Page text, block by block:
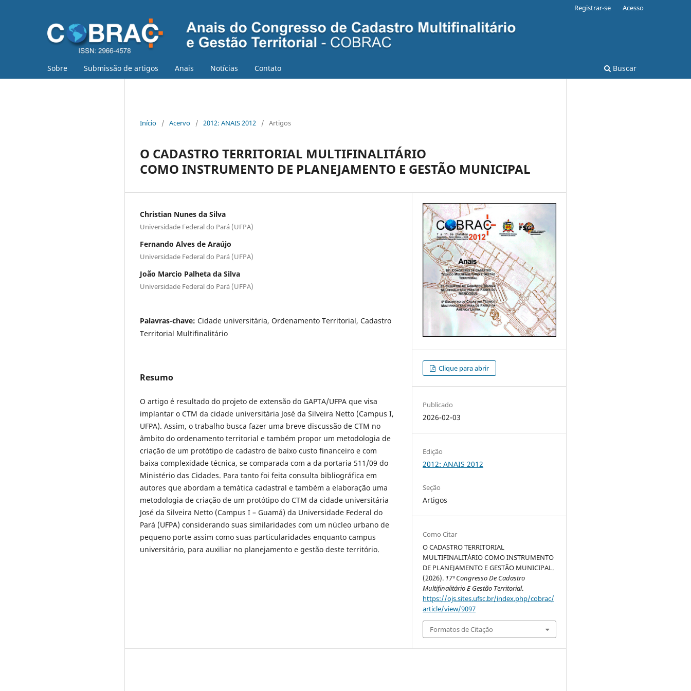
Sobre Submissão de artigos Anais Notícias Contato Buscar
Registrar-se Acesso
Início / Acervo / 2012: ANAIS 2012 / Artigos
O CADASTRO TERRITORIAL MULTIFINALITÁRIO
COMO INSTRUMENTO DE PLANEJAMENTO E GESTÃO MUNICIPAL
Christian Nunes da Silva
Universidade Federal do Pará (UFPA)
Fernando Alves de Araújo
Universidade Federal do Pará (UFPA)
João Marcio Palheta da Silva
Universidade Federal do Pará (UFPA)
Palavras-chave: Cidade universitária, Ordenamento Territorial, Cadastro
Territorial Multifinalitário
Resumo
O artigo é resultado do projeto de extensão do GAPTA/UFPA que visa
implantar o CTM da cidade universitária José da Silveira Netto (Campus I,
UFPA). Assim, o trabalho busca fazer uma breve discussão de CTM no
âmbito do ordenamento territorial e também propor um metodologia de
criação de um protótipo de cadastro de baixo custo financeiro e com
baixa complexidade técnica, se comparada com a da portaria 511/09 do
Ministério das Cidades. Para tanto foi feita consulta bibliográfica em
autores que abordam a temática cadastral e também a elaboração uma
metodologia de criação de um protótipo do CTM da cidade universitária
José da Silveira Netto (Campus I – Guamá) da Universidade Federal do
Pará (UFPA) considerando suas similaridades com um núcleo urbano de
pequeno porte assim como suas particularidades enquanto campus
universitário, para auxiliar no planejamento e gestão deste território.
Clique para abrir
Publicado
2026-02-03
Edição
2012: ANAIS 2012
Seção
Artigos
Como Citar
O CADASTRO TERRITORIAL
MULTIFINALITÁRIO COMO INSTRUMENTO
DE PLANEJAMENTO E GESTÃO MUNICIPAL.
(2026). 17º Congresso De Cadastro
Multifinalitário E Gestão Territorial.
https://ojs.sites.ufsc.br/index.php/cobrac/
article/view/9097
Formatos de Citação